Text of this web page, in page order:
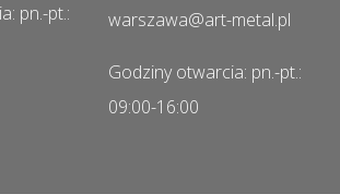
pn.-pt.:
warszawa@art-metal.pl
Godziny otwarcia: pn.-pt.:
09:00-16:00